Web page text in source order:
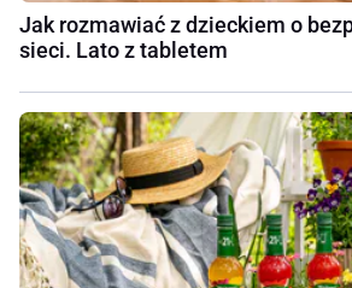
Jak rozmawiać z dzieckiem o
sieci. Lato z tabletem